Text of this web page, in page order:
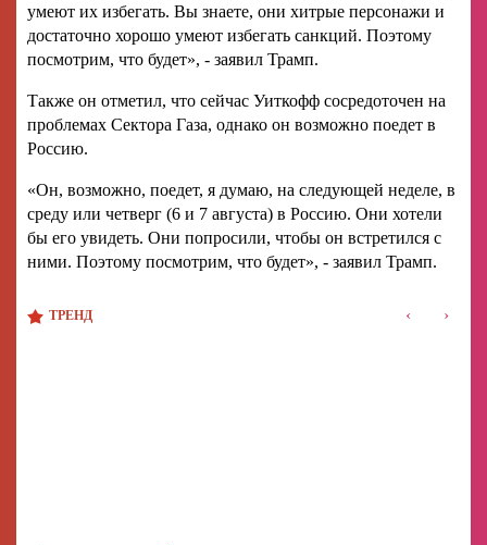
умеют их избегать. Вы знаете, они хитрые персонажи и
достаточно хорошо умеют избегать санкций. Поэтому
посмотрим, что будет», - заявил Трамп.
Также он отметил, что сейчас Уиткофф сосредоточен на
проблемах Сектора Газа, однако он возможно поедет в
Россию.
«Он, возможно, поедет, я думаю, на следующей неделе, в
среду или четверг (6 и 7 августа) в Россию. Они хотели
бы его увидеть. Они попросили, чтобы он встретился с
ними. Поэтому посмотрим, что будет», - заявил Трамп.
ТРЕНД ‹ ›